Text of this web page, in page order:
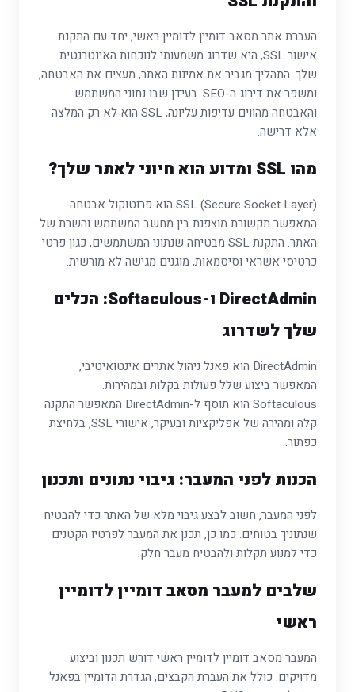
העברת אתר מסאב דומיין לדומיין ראשי, יחד עם התקנת
אישור SSL, היא שדרוג משמעותי לנוכחות האינטרנטית
שלך. התהליך מגביר את אמינות האתר, מעצים את האבטחה,
ומשפר את דירוג ה-SEO. בעידן שבו נתוני המשתמש
והאבטחה מהווים עדיפות עליונה, SSL הוא לא רק המלצה
אלא דרישה.
מהו SSL ומדוע הוא חיוני לאתר שלך?
SSL (Secure Socket Layer) הוא פרוטוקול אבטחה
המאפשר תקשורת מוצפנת בין מחשב המשתמש והשרת של
האתר. התקנת SSL מבטיחה שנתוני המשתמשים, כגון פרטי
כרטיסי אשראי וסיסמאות, מוגנים מגישה לא מורשית.
DirectAdmin ו-Softaculous: הכלים
שלך לשדרוג
DirectAdmin הוא פאנל ניהול אתרים אינטואיטיבי,
המאפשר ביצוע שלל פעולות בקלות ובמהירות.
Softaculous הוא תוסף ל-DirectAdmin המאפשר התקנה
קלה ומהירה של אפליקציות ובעיקר, אישורי SSL, בלחיצת
כפתור.
הכנות לפני המעבר: גיבוי נתונים ותכנון
לפני המעבר, חשוב לבצע גיבוי מלא של האתר כדי להבטיח
שנתוניך בטוחים. כמו כן, תכנן את המעבר לפרטיו הקטנים
כדי למנוע תקלות ולהבטיח מעבר חלק.
שלבים למעבר מסאב דומיין לדומיין
ראשי
המעבר מסאב דומיין לדומיין ראשי דורש תכנון וביצוע
מדויקים. כולל את העברת הקבצים, הגדרת הדומיין בפאנל